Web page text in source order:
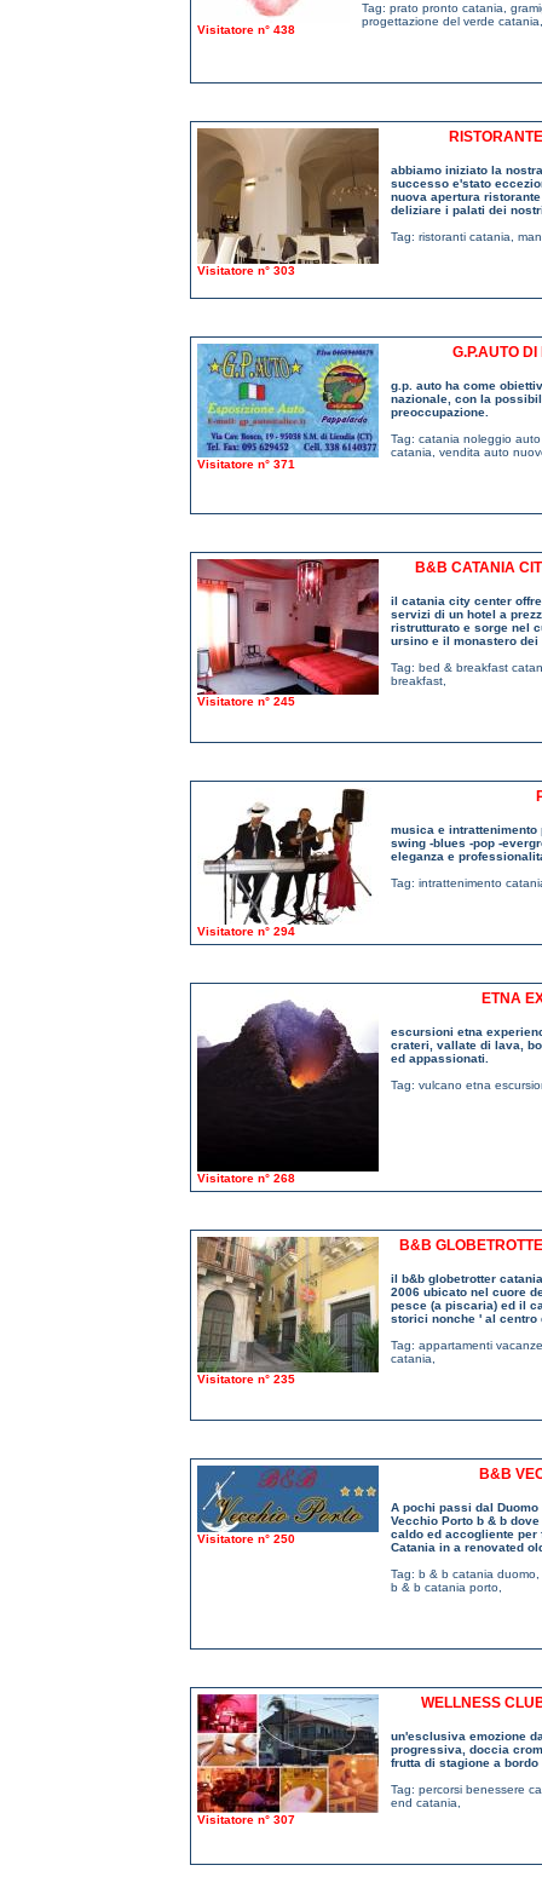
Visitatore n° 438
Tag: prato pronto catania
progettazione del verde catania
Visitatore n° 303
abbiamo iniziato la
successo e'stato
nuova apertura
deliziare i palati dei
Tag: ristoranti catania
Visitatore n° 371
G.P.AUTO
g.p. auto ha come
nazionale, con la
preoccupazione.
Tag: catania noleggio
catania
vendita auto
Visitatore n° 245
B&B CATANIA
il catania city center
servizi di un hotel a
ristrutturato e sorge nel
ursino e il monastero
Tag: bed & breakfast
breakfast
Visitatore n° 294
musica e intrattenimento
swing -blues -pop -
eleganza e
Tag: intrattenimento
Visitatore n° 268
ETNA
escursioni etna
crateri, vallate di lava,
ed appassionati.
Tag: vulcano etna
Visitatore n° 235
B&B
il b&b globetrotter
2006 ubicato nel cuore
pesce (a piscaria) ed il
storici nonche ' al centro
Tag: appartamenti
catania
Visitatore n° 250
B&B
A pochi passi dal
Vecchio Porto b & b
caldo ed accogliente per
Catania in a renovated
Tag: b & b catania duomo
b & b catania porto
Visitatore n° 307
WELLNESS
un'esclusiva emozione
progressiva, doccia
frutta di stagione a
Tag: percorsi benessere
end catania